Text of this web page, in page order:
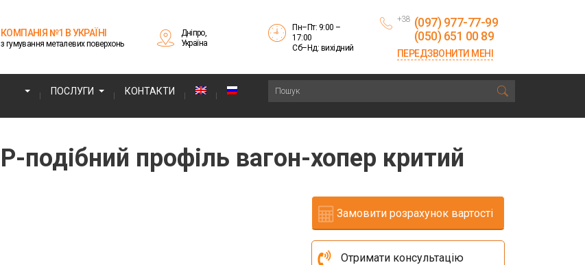
КОМПАНІЯ №1 В УКРАЇНІ
з гумування металевих поверхонь
Дніпро,
Україна
Пн–Пт: 9:00 –
17:00
Сб–Нд: вихідний
+38 (097) 977-77-99
(050) 651 00 89
ПЕРЕДЗВОНИТИ МЕНІ
ПОСЛУГИ КОНТАКТИ
Р-подібний профіль вагон-хопер критий
Замовити розрахунок вартості
Отримати консультацію